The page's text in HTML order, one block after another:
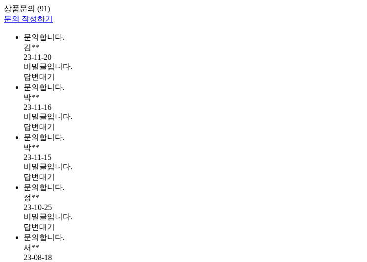
상품문의 (91)
문의 작성하기
문의합니다.
김**
23-11-20
비밀글입니다.
답변대기
문의합니다.
박**
23-11-16
비밀글입니다.
답변대기
문의합니다.
박**
23-11-15
비밀글입니다.
답변대기
문의합니다.
정**
23-10-25
비밀글입니다.
답변대기
문의합니다.
서**
23-08-18